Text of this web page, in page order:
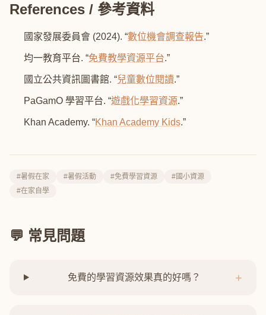
References / 參考資料
國家發展委員會 (2024). “數位機會調查報告.”
均一教育平台. “免費教學資源平台.”
國立公共資訊圖書館. “兒童數位閱讀.”
PaGamO 學習平台. “遊戲化學習資源.”
Khan Academy. “Khan Academy Kids.”
#暑假在家 #暑假活動 #免費學習資源
#國小資源
#在家自學
💬 常見問題
免費的學習資源效果真的好嗎？ +